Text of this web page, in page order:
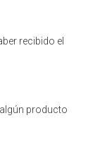
recibido el
producto